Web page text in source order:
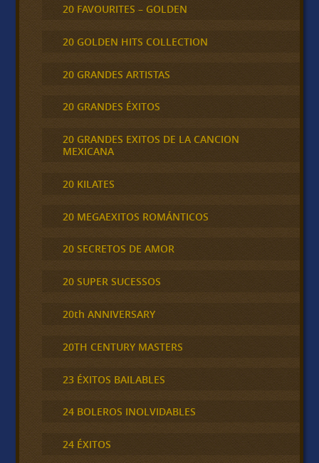
20 FAVOURITES – GOLDEN
20 GOLDEN HITS COLLECTION
20 GRANDES ARTISTAS
20 GRANDES ÉXITOS
20 GRANDES EXITOS DE LA CANCION
MEXICANA
20 KILATES
20 MEGAEXITOS ROMÁNTICOS
20 SECRETOS DE AMOR
20 SUPER SUCESSOS
20th ANNIVERSARY
20TH CENTURY MASTERS
23 ÉXITOS BAILABLES
24 BOLEROS INOLVIDABLES
24 ÉXITOS